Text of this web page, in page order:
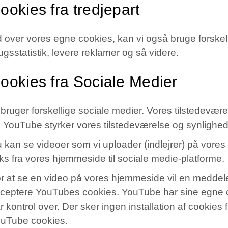
fra tredjepart
over vores egne cookies, kan vi også bruge
levere reklamer og så videre.
fra Sociale Medier
forskellige sociale medier. Vores
YouTube styrker vores tilstedeværelse og
kan se videoer som vi uploader (indlejrer) på
fra vores hjemmeside til sociale medie-platforme.
at se en video på vores hjemmeside vil en
YouTubes cookies. YouTube har sine
kontrol over. Der sker ingen installation af cookies
cookies.